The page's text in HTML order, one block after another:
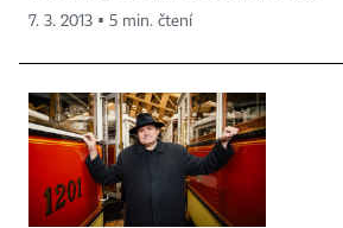
7. 3. 2013 ▪ 5 min. čtení